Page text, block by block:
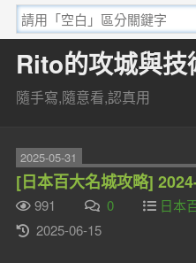
Rito的攻城與技
隨手寫,隨意看,認真用
2025-05-31
[日本百大名城攻略]
991 0
日本
2025-06-15